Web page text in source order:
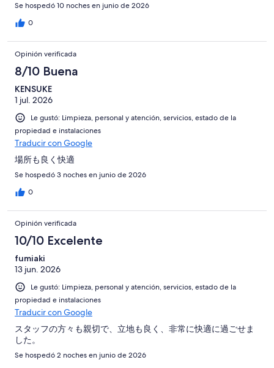
Se hospedó 10 noches en junio de 2026
0
Opinión verificada
8/10 Buena
KENSUKE
1 jul. 2026
Le gustó: Limpieza, personal y atención, servicios, estado de la
propiedad e instalaciones
Traducir con Google
場所も良く快適
Se hospedó 3 noches en junio de 2026
0
Opinión verificada
10/10 Excelente
fumiaki
13 jun. 2026
Le gustó: Limpieza, personal y atención, servicios, estado de la
propiedad e instalaciones
Traducir con Google
スタッフの方々も親切で、立地も良く、非常に快適に過ごせま
した。
Se hospedó 2 noches en junio de 2026